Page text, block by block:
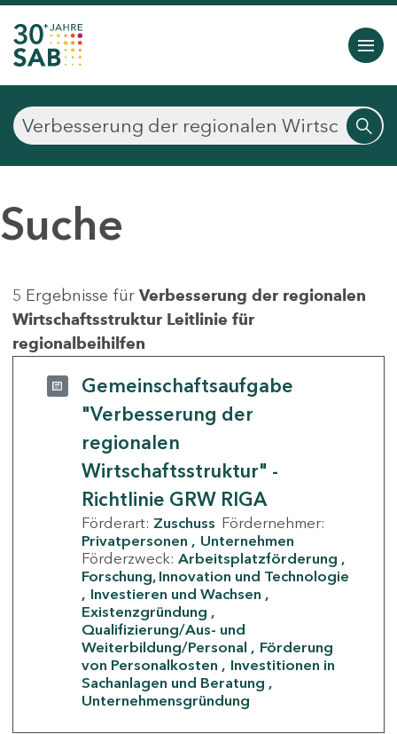
Suche
5 Ergebnisse für Verbesserung der regionalen
Wirtschaftsstruktur Leitlinie für
regionalbeihilfen
Gemeinschaftsaufgabe
"Verbesserung der
regionalen
Wirtschaftsstruktur" -
Richtlinie GRW RIGA
Förderart: Zuschuss Fördernehmer:
Privatpersonen
Unternehmen
Förderzweck: Arbeitsplatzförderung
Forschung, Innovation und Technologie
Investieren und Wachsen
Existenzgründung
Qualifizierung/Aus- und
Weiterbildung/Personal
Förderung
von Personalkosten
Investitionen in
Sachanlagen und Beratung
Unternehmensgründung